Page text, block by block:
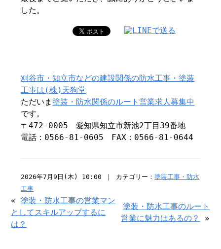
した。
刈谷市・知立市などの建設関係の防水工事・塗装
工事は(株)天狗堂
ただいま塗装・防水関係のルート営業求人募集中
です。
〒472-0005 愛知県知立市新池2丁目39番地
電話：0566-81-0605 FAX：0566-81-0644
2026年7月9日(木) 10:00 ｜ カテゴリー：塗装工事・防水
工事
«塗装・防水工事の営業マン
としてスキルアップするに
は？
塗装・防水工事のルート
営業に魅力はあるの？
»